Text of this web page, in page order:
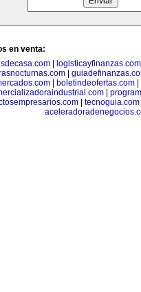
en venta:
logisticayfinanzas.com
boletindeofertas.com
tecnoguia.com